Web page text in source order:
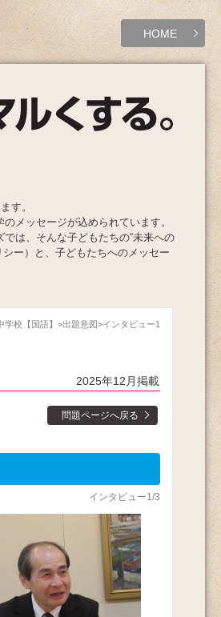
HOME
す。
メッセージが込められています。
は、そんな子どもたちの“未来への
ー）と、子どもたちへのメッセー
校【国語】 出題意図 インタビュー1
2025年12月掲載
問題ページへ戻る
インタビュー1/3